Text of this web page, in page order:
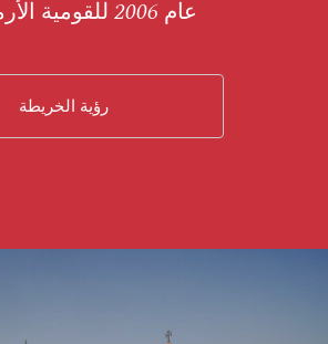
عام 2006 للقومية الأرمنية.
رؤية الخريطة